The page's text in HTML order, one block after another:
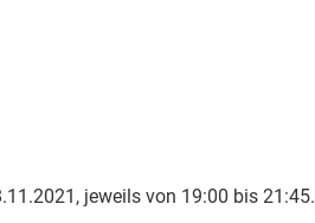
jeweils von 19:00 bis 21:45.